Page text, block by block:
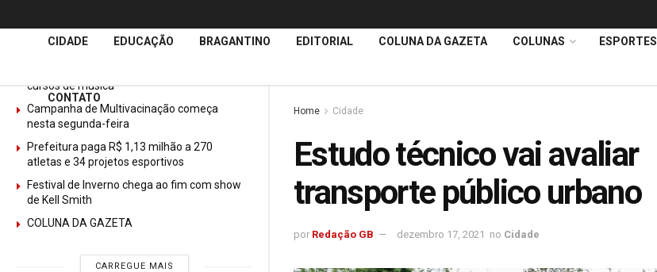
ÚltimasNotícias
cursos de música
Campanha de Multivacinação começa
nesta segunda-feira
Prefeitura paga R$ 1,13 milhão a 270
atletas e 34 projetos esportivos
Festival de Inverno chega ao fim com show
de Kell Smith
COLUNA DA GAZETA
CARREGUE MAIS
CIDADE EDUCAÇÃO BRAGANTINO EDITORIAL COLUNA DA GAZETA COLUNAS ESPORTES
CONTATO
Home Cidade
Estudo técnico vai avaliar
transporte público urbano
por Redação GB dezembro 17, 2021 no Cidade